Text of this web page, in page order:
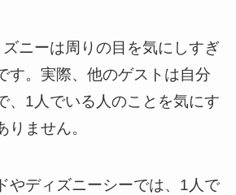
ニーは周りの目を気にしすぎ
す。実際、他のゲストは自分
、1人でいる人のことを気にす
りません。
やディズニーシーでは、1人で